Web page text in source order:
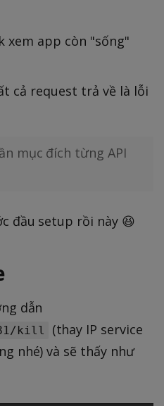
xem app còn "sống"
cả request trả về là lỗi
mục đích từng API
đầu setup rồi này 😆
dẫn
kill
(thay IP service
nhé) và sẽ thấy như